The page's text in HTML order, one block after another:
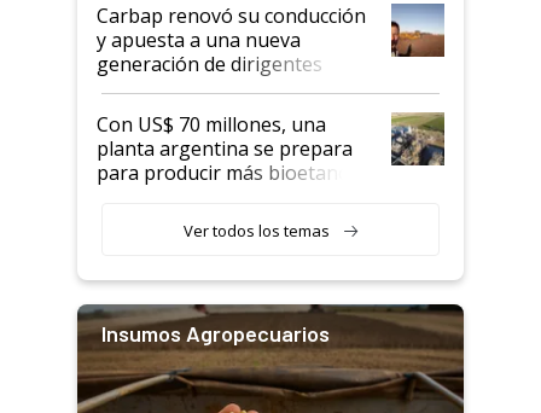
Carbap renovó su conducción
y apuesta a una nueva
generación de dirigentes
rurales
Con US$ 70 millones, una
planta argentina se prepara
para producir más bioetanol
Ver todos los temas
Insumos Agropecuarios